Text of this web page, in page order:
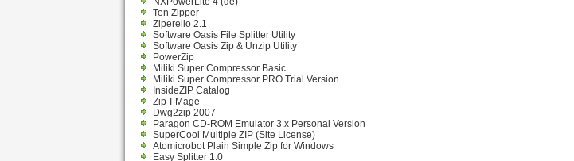
Ten Zipper
Ziperello 2.1
Software Oasis File Splitter Utility
Software Oasis Zip & Unzip Utility
PowerZip
Miliki Super Compressor Basic
Miliki Super Compressor PRO Trial Version
InsideZIP Catalog
Zip-I-Mage
Dwg2zip 2007
Paragon CD-ROM Emulator 3.x Personal Version
SuperCool Multiple ZIP (Site License)
Atomicrobot Plain Simple Zip for Windows
Easy Splitter 1.0